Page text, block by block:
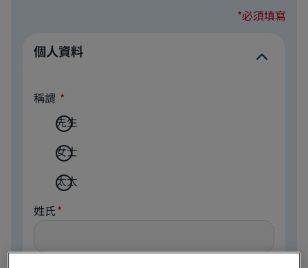
*必須填寫
個人資料
稱謂
先生
女士
太太
姓氏